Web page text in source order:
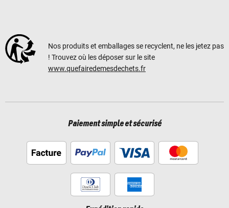
Nos produits et emballages se recyclent, ne les jetez pas
! Trouvez où les déposer sur le site
www.quefairedemesdechets.fr
Paiement simple et sécurisé